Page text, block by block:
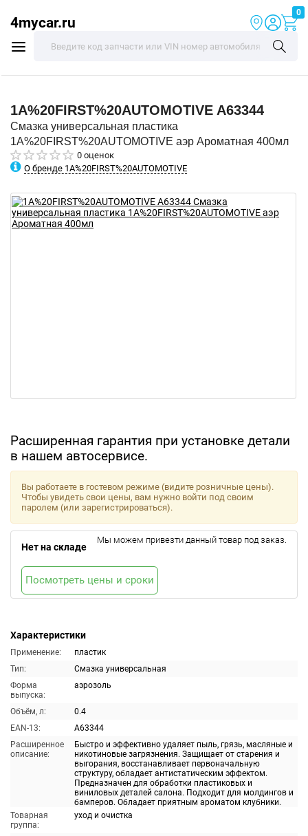
4mycar.ru
0
1A%20FIRST%20AUTOMOTIVE A63344
Смазка универсальная пластика
1A%20FIRST%20AUTOMOTIVE аэр Ароматная 400мл
0 оценок
О бренде 1A%20FIRST%20AUTOMOTIVE
Расширенная гарантия при установке детали
в нашем автосервисе.
Характеристики
Применение:
пластик
Тип:
Смазка универсальная
Форма
выпуска:
аэрозоль
Объём, л:
0.4
EAN-13:
A63344
Расширенное
описание:
Быстро и эффективно удаляет пыль, грязь, масляные и
никотиновые загрязнения. Защищает от старения и
выгорания, восстанавливает первоначальную
структуру, обладает антистатическим эффектом.
Предназначен для обработки пластиковых и
виниловых деталей салона. Подходит для молдингов и
бамперов. Обладает приятным ароматом клубники.
Товарная
группа:
уход и очистка
Вы работаете в гостевом режиме (видите розничные цены).
Чтобы увидеть свои цены, вам нужно войти под своим
паролем (или зарегистрироваться).
Нет на складе
Мы можем привезти данный товар под заказ.
Посмотреть цены и сроки